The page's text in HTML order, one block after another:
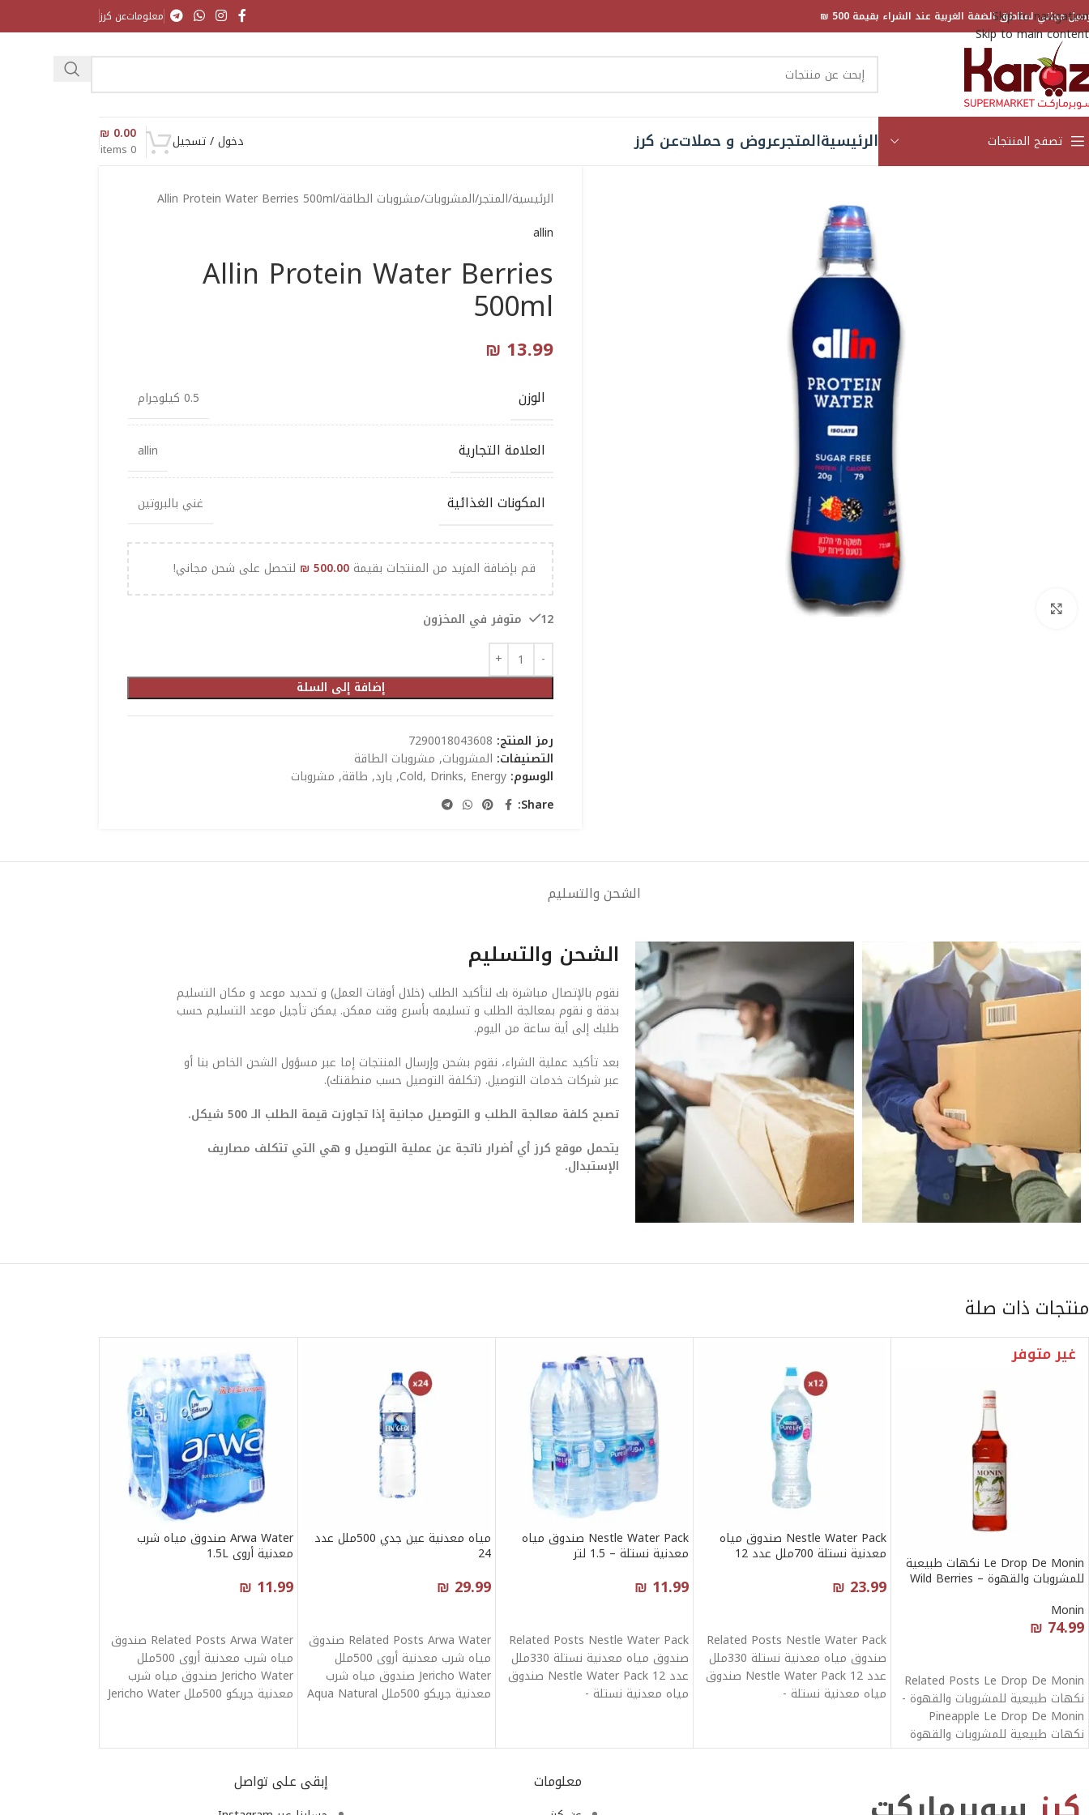
Skip to navigation
Skip to main content
مجاني لمناطق الضفة الغربية عند الشراء بقيمة 500 ₪ معلوماتعن كرز
تصفح المنتجات الرئيسيةالمتجرعروض و حملاتعن كرز دخول / تسجيل 0
items
₪ 0.00
الرئيسية المتجرالمشروبات مشروبات الطاقة Allin Protein Water Berries 500ml
allin
Allin Protein Water Berries
500ml
₪ 13.99
الوزن 0.5 كيلوجرام
العلامة التجارية allin
المكونات الغذائية غني بالبروتين
قم بإضافة المزيد من المنتجات بقيمة ₪500.00 لتحصل على شحن مجاني!
12 متوفر في المخزون
إضافة إلى السلة
رمز المنتج: 7290018043608
التصنيفات: المشروبات, مشروبات الطاقة
الوسوم:
Cold, Drinks, Energy
, بارد, طاقة, مشروبات
Share:
الشحن والتسليم
الشحن والتسليم
نقوم بالإتصال مباشرة بك لتأكيد الطلب (خلال أوقات العمل) و تحديد موعد و مكان التسليم
بدقة و نقوم بمعالجة الطلب و تسليمه بأسرع وقت ممكن. يمكن تأجيل موعد التسليم حسب
طلبك إلى أية ساعة من اليوم.
بعد تأكيد عملية الشراء، نقوم بشحن وإرسال المنتجات إما عبر مسؤول الشحن الخاص بنا أو
عبر شركات خدمات التوصيل. (تكلفة التوصيل حسب منطقتك).
تصبح كلفة معالجة الطلب و التوصيل مجانية إذا تجاوزت قيمة الطلب الـ 500 شيكل.
يتحمل موقع كرز أي أضرار ناتجة عن عملية التوصيل و هي التي تتكلف مصاريف
الإستبدال.
منتجات ذات صلة
غير متوفر
Le Drop De Monin نكهات طبيعية
للمشروبات والقهوة – Wild Berries
Monin
₪ 74.99
Related Posts Le Drop De Monin
نكهات طبيعية للمشروبات والقهوة -
Pineapple Le Drop De Monin
نكهات طبيعية للمشروبات والقهوة
Nestle Water Pack صندوق مياه
معدنية نستلة 700ملل عدد 12
₪ 23.99
Related Posts Nestle Water Pack
صندوق مياه معدنية نستلة 330ملل
عدد 12 Nestle Water Pack صندوق
مياه معدنية نستلة -
Nestle Water Pack صندوق مياه
معدنية نستلة – 1.5 لتر
₪ 11.99
Related Posts Nestle Water Pack
صندوق مياه معدنية نستلة 330ملل
عدد 12 Nestle Water Pack صندوق
مياه معدنية نستلة -
مياه معدنية عين جدي 500ملل عدد
24
₪ 29.99
Related Posts Arwa Water صندوق
مياه شرب معدنية أروى 500ملل
Jericho Water صندوق مياه شرب
معدنية جريكو 500ملل Aqua Natural
Arwa Water صندوق مياه شرب
معدنية أروى 1.5L
₪ 11.99
Related Posts Arwa Water صندوق
مياه شرب معدنية أروى 500ملل
Jericho Water صندوق مياه شرب
معدنية جريكو 500ملل Jericho Water
معلومات إبقى على تواصل